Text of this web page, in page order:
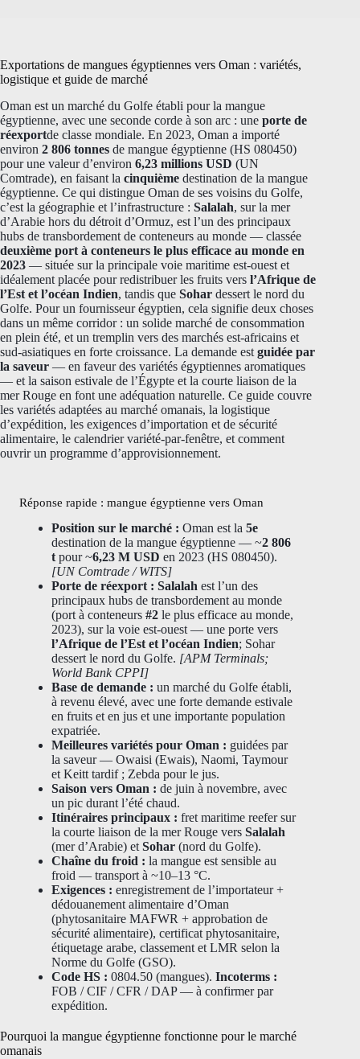
Exportations de mangues égyptiennes vers Oman : variétés,
logistique et guide de marché
Oman est un marché du Golfe établi pour la mangue
égyptienne, avec une seconde corde à son arc : une porte de
réexportde classe mondiale. En 2023, Oman a importé
environ 2 806 tonnes de mangue égyptienne (HS 080450)
pour une valeur d’environ 6,23 millions USD (UN
Comtrade), en faisant la cinquième destination de la mangue
égyptienne. Ce qui distingue Oman de ses voisins du Golfe,
c’est la géographie et l’infrastructure : Salalah, sur la mer
d’Arabie hors du détroit d’Ormuz, est l’un des principaux
hubs de transbordement de conteneurs au monde — classée
deuxième port à conteneurs le plus efficace au monde en
2023 — située sur la principale voie maritime est-ouest et
idéalement placée pour redistribuer les fruits vers l’Afrique de
l’Est et l’océan Indien, tandis que Sohar dessert le nord du
Golfe. Pour un fournisseur égyptien, cela signifie deux choses
dans un même corridor : un solide marché de consommation
en plein été, et un tremplin vers des marchés est-africains et
sud-asiatiques en forte croissance. La demande est guidée par
la saveur — en faveur des variétés égyptiennes aromatiques
— et la saison estivale de l’Égypte et la courte liaison de la
mer Rouge en font une adéquation naturelle. Ce guide couvre
les variétés adaptées au marché omanais, la logistique
d’expédition, les exigences d’importation et de sécurité
alimentaire, le calendrier variété-par-fenêtre, et comment
ouvrir un programme d’approvisionnement.
Réponse rapide : mangue égyptienne vers Oman
Position sur le marché : Oman est la 5e
destination de la mangue égyptienne — ~2 806
t pour ~6,23 M USD en 2023 (HS 080450).
[UN Comtrade / WITS]
Porte de réexport : Salalah est l’un des
principaux hubs de transbordement au monde
(port à conteneurs #2 le plus efficace au monde,
2023), sur la voie est-ouest — une porte vers
l’Afrique de l’Est et l’océan Indien; Sohar
dessert le nord du Golfe. [APM Terminals;
World Bank CPPI]
Base de demande : un marché du Golfe établi,
à revenu élevé, avec une forte demande estivale
en fruits et en jus et une importante population
expatriée.
Meilleures variétés pour Oman : guidées par
la saveur — Owaisi (Ewais), Naomi, Taymour
et Keitt tardif ; Zebda pour le jus.
Saison vers Oman : de juin à novembre, avec
un pic durant l’été chaud.
Itinéraires principaux : fret maritime reefer sur
la courte liaison de la mer Rouge vers Salalah
(mer d’Arabie) et Sohar (nord du Golfe).
Chaîne du froid : la mangue est sensible au
froid — transport à ~10–13 °C.
Exigences : enregistrement de l’importateur +
dédouanement alimentaire d’Oman
(phytosanitaire MAFWR + approbation de
sécurité alimentaire), certificat phytosanitaire,
étiquetage arabe, classement et LMR selon la
Norme du Golfe (GSO).
Code HS : 0804.50 (mangues). Incoterms :
FOB / CIF / CFR / DAP — à confirmer par
expédition.
Pourquoi la mangue égyptienne fonctionne pour le marché
omanais